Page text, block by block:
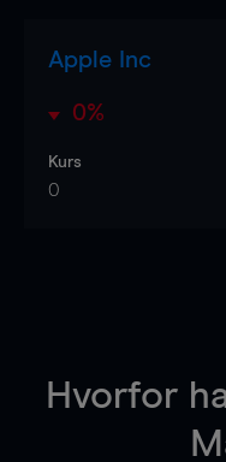
Apple Inc
0%
Kurs
0
Hvorfor